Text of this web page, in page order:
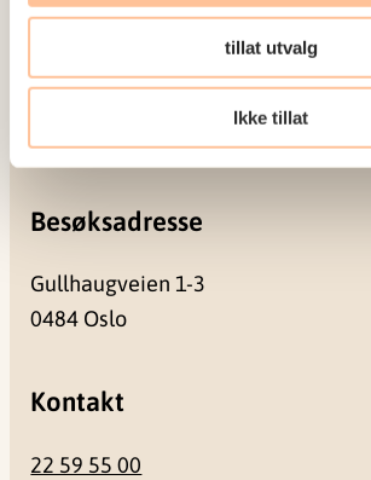
tillat utvalg
Ikke tillat
Besøksadresse
Gullhaugveien 1-3
0484 Oslo
Kontakt
22 59 55 00